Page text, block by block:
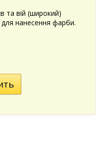
та вій (широкий)
для нанесення фарби.